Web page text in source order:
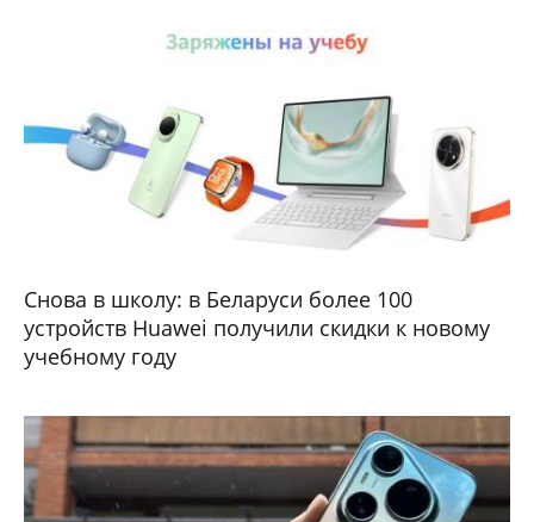
Снова в школу: в Беларуси более 100
устройств Huawei получили скидки к новому
учебному году